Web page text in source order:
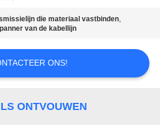
die materiaal vastbinden,
van de kabellijn
ONS!
ONTVOUWEN